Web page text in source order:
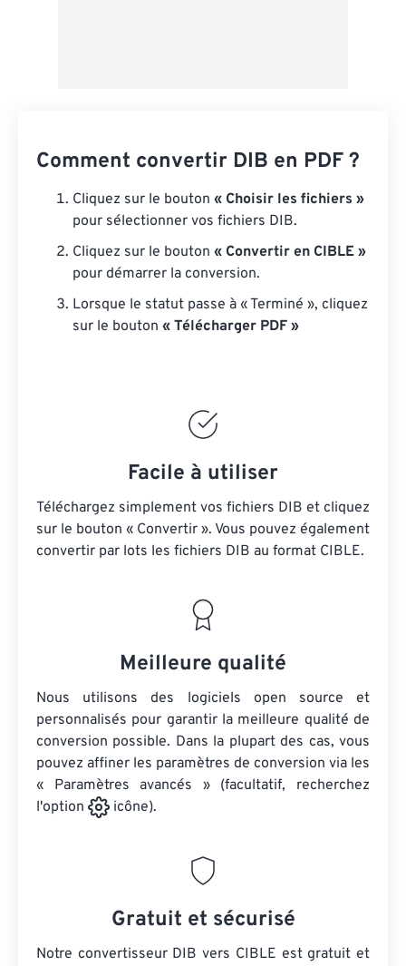
Comment convertir DIB en PDF ?
Cliquez sur le bouton « Choisir les fichiers »
pour sélectionner vos fichiers DIB.
Cliquez sur le bouton « Convertir en CIBLE »
pour démarrer la conversion.
Lorsque le statut passe à « Terminé », cliquez
sur le bouton « Télécharger PDF »
Facile à utiliser
Téléchargez simplement vos fichiers DIB et cliquez
sur le bouton « Convertir ». Vous pouvez également
convertir par lots les fichiers DIB au format CIBLE.
Meilleure qualité
Nous utilisons des logiciels open source et
personnalisés pour garantir la meilleure qualité de
conversion possible. Dans la plupart des cas, vous
pouvez affiner les paramètres de conversion via les
« Paramètres avancés » (facultatif, recherchez
l'option
icône).
Gratuit et sécurisé
Notre convertisseur DIB vers CIBLE est gratuit et